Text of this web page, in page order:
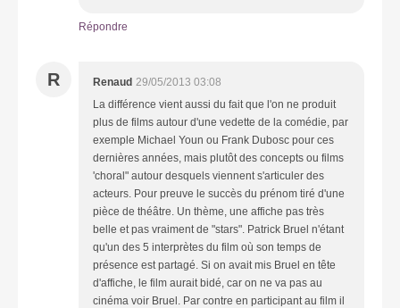
Répondre
R Renaud 29/05/2013 03:08
La différence vient aussi du fait que l'on ne produit
plus de films autour d'une vedette de la comédie, par
exemple Michael Youn ou Frank Dubosc pour ces
dernières années, mais plutôt des concepts ou films
'choral" autour desquels viennent s'articuler des
acteurs. Pour preuve le succès du prénom tiré d'une
pièce de théâtre. Un thème, une affiche pas très
belle et pas vraiment de "stars". Patrick Bruel n'étant
qu'un des 5 interprètes du film où son temps de
présence est partagé. Si on avait mis Bruel en tête
d'affiche, le film aurait bidé, car on ne va pas au
cinéma voir Bruel. Par contre en participant au film il